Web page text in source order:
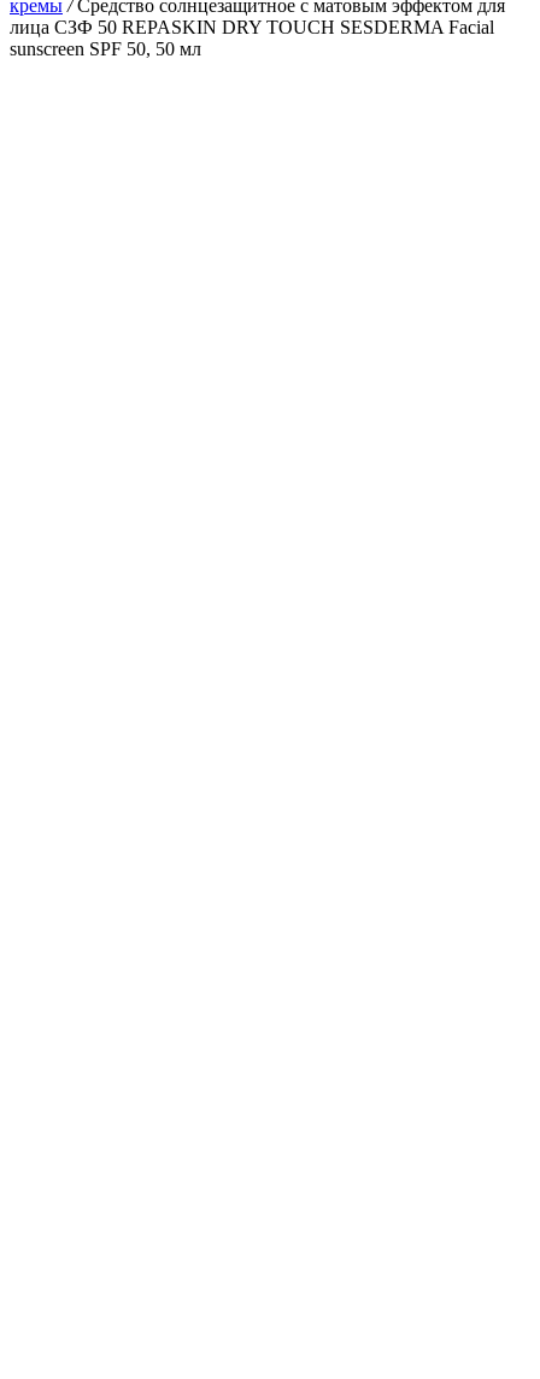
кремы /Средство солнцезащитное с матовым эффектом для
лица СЗФ 50 REPASKIN DRY TOUCH SESDERMA Facial
sunscreen SPF 50, 50 мл